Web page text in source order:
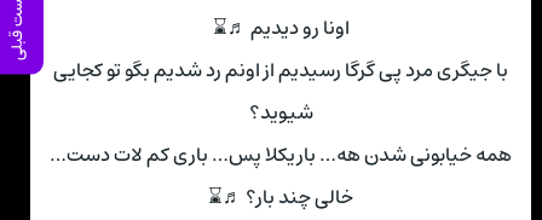
پست قبلی
اونا رو دیدیم ♬⌛
با جیگری مرد پی گرگا رسیدیم از اونم رد شدیم بگو تو کجایی
شیوید؟
همه خیابونی شدن هه… باریکلا پس… باری کم لات دست…
خالی چند بار؟ ♬⌛